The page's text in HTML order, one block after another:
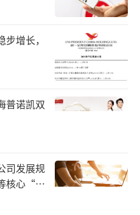
度在增加。2024年，
费用为5.32亿元，同
股说明书数据，2020
用分别是2.65亿元、
云空间电商创始人白
利能力减弱的核心原
境，依赖于流量运营
、利润空间下降。”
增长，
普诺凯双
司发展规
核心“痛